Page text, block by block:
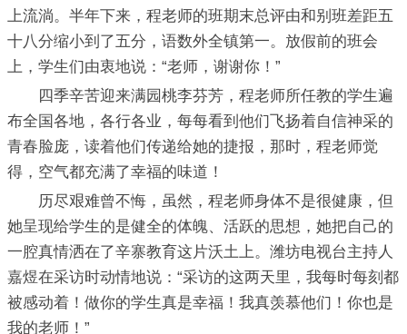
上流淌。半年下来，程老师的班期末总评由和别班差距五
十八分缩小到了五分，语数外全镇第一。放假前的班会
上，学生们由衷地说：“老师，谢谢你！”
四季辛苦迎来满园桃李芬芳，程老师所任教的学生遍
布全国各地，各行各业，每每看到他们飞扬着自信神采的
青春脸庞，读着他们传递给她的捷报，那时，程老师觉
得，空气都充满了幸福的味道！
历尽艰难曾不悔，虽然，程老师身体不是很健康，但
她呈现给学生的是健全的体魄、活跃的思想，她把自己的
一腔真情洒在了辛寨教育这片沃土上。潍坊电视台主持人
嘉煜在采访时动情地说：“采访的这两天里，我每时每刻都
被感动着！做你的学生真是幸福！我真羡慕他们！你也是
我的老师！”